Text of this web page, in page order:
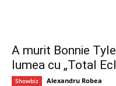
A murit Bonnie
lumea cu „Total
Showbiz Alexandru Robea